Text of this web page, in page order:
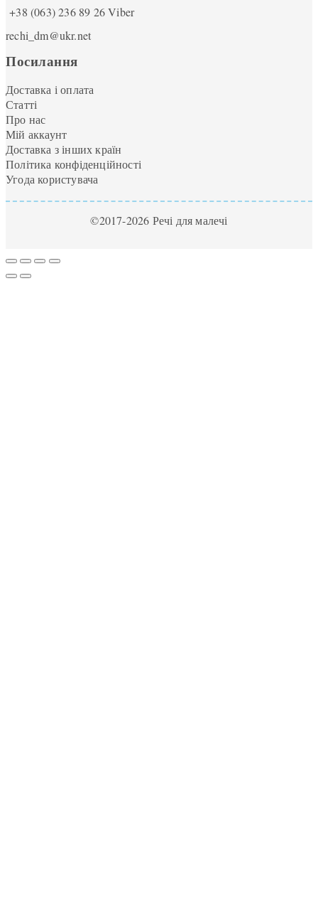
+38 (063) 236 89 26Viber
rechi_dm@ukr.net
Посилання
Доставка і оплата
Статті
Про нас
Мій аккаунт
Доставка з інших країн
Політика конфіденційності
Угода користувача
©2017-2026 Речі для малечі